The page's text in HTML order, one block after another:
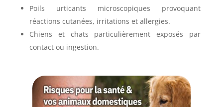
Poils urticants microscopiques provoquant
réactions cutanées, irritations et allergies.
Chiens et chats particulièrement exposés par
contact ou ingestion.